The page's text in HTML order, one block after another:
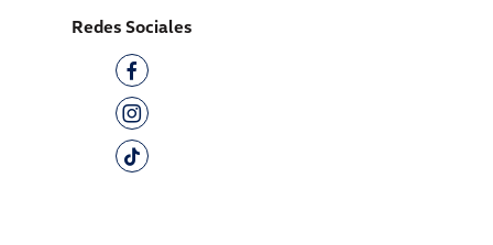
Redes Sociales